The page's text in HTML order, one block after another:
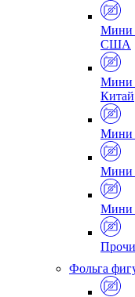
Мини
США
Мини
Китай
Мини
Мини
Мини
Фольга